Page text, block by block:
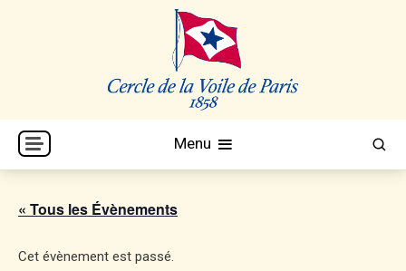
CVP
Cercle de la Voile de Paris
Menu
« Tous les Évènements
Cet évènement est passé.